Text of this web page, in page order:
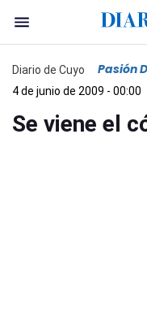
Diario de Cuyo Pasión
4 de junio de 2009 - 00:00
Se viene el